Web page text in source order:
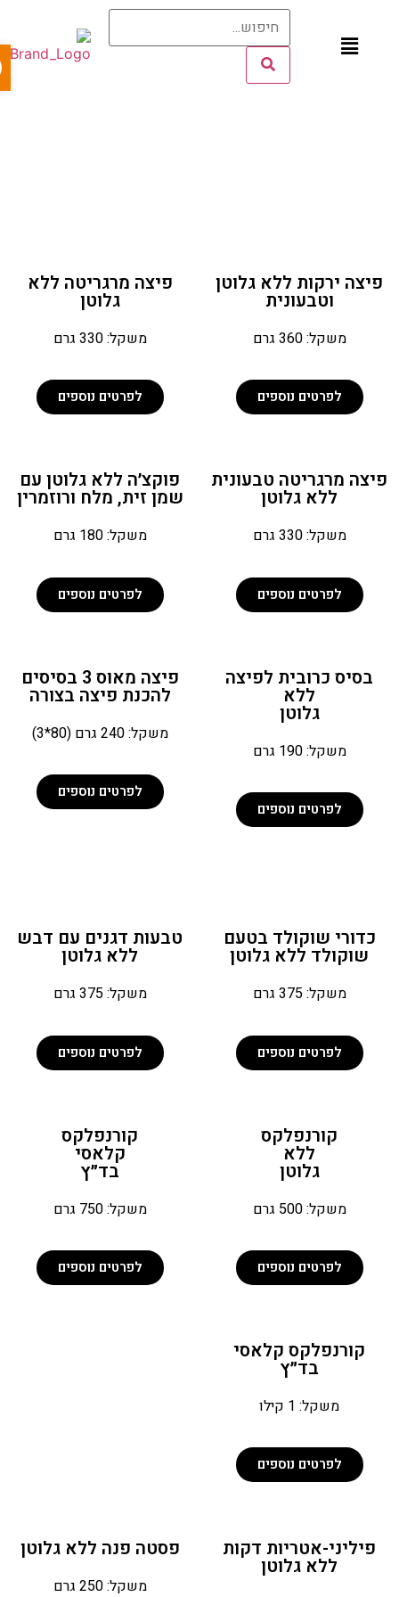
ירקות ללא גלוטן
וטבעונית
משקל: 360 גרם
לפרטים נוספים
פיצה מרגריטה ללא
גלוטן
משקל: 330 גרם
לפרטים נוספים
מרגריטה טבעונית
ללא גלוטן
משקל: 330 גרם
לפרטים נוספים
פוקצ׳ה ללא גלוטן עם
שמן זית, מלח ורוזמרין
משקל: 180 גרם
לפרטים נוספים
בסיס כרובית לפיצה
ללא
גלוטן​
משקל: 190 גרם
לפרטים נוספים
פיצה מאוס 3 בסיסים
להכנת פיצה בצורה
משקל: 240 גרם (80*3)
לפרטים נוספים
כדורי שוקולד בטעם
שוקולד ללא גלוטן
משקל: 375 גרם
לפרטים נוספים
טבעות דגנים עם דבש
ללא גלוטן
משקל: 375 גרם
לפרטים נוספים
קורנפלקס
ללא
גלוטן
משקל: 500 גרם
לפרטים נוספים
קורנפלקס
קלאסי
בד״ץ
משקל: 750 גרם
לפרטים נוספים
קורנפלקס קלאסי
בד״ץ
משקל: 1 קילו
לפרטים נוספים
פיליני-אטריות דקות
ללא גלוטן
פסטה פנה ללא גלוטן
משקל: 250 גרם